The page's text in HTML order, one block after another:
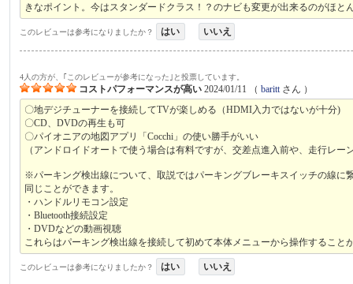
きなポイント。今はスタンダードクラス！？のナビも変更が出来るのがほ
このレビューは参考になりましたか？ はい いいえ
4人の方が、｢このレビューが参考になった｣と投票しています。
コストパフォーマンスが高い 2024/01/11 （barittさん ）
〇地デジチューナーを接続してTVが楽しめる（HDMI入力ではないが十分)
〇CD、DVDの再生も可
〇パイオニアの地図アプリ「Cocchi」の使い勝手がいい
（アンドロイドオートで使う場合は有料ですが、交差点進入前や、走行レ
※パーキング検出線について、取説ではパーキングブレーキスイッチの線
同じことができます。
・ハンドルリモコン設定
・Bluetooth接続設定
・DVDなどの動画視聴
これらはパーキング検出線を接続して初めて本体メニューから操作すること
このレビューは参考になりましたか？ はい いいえ